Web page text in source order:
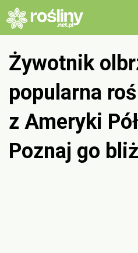
Przejdź
do
Żywotnik
popularna
z Ameryki
Poznaj go